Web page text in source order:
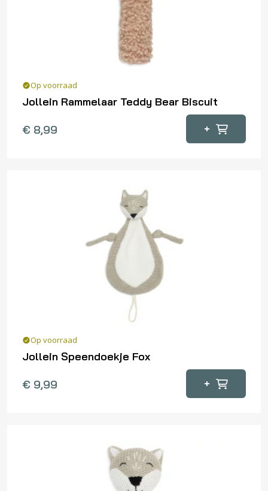
Op voorraad
Jollein Rammelaar Teddy Bear Biscuit
€ 8,99 +
Op voorraad
Jollein Speendoekje Fox
€ 9,99 +